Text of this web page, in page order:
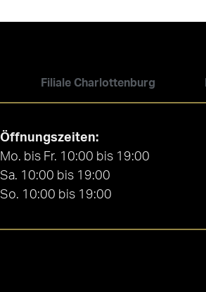
Filiale Charlottenburg
Öffnungszeiten:
Mo. bis Fr. 10:00 bis 19:00
Sa. 10:00 bis 19:00
So. 10:00 bis 19:00